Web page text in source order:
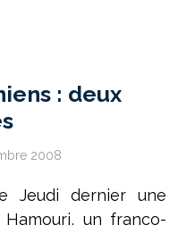
: deux
2008
Jeudi dernier une
un franco-